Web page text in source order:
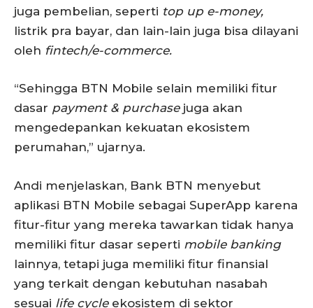
juga pembelian, seperti top up e-money,
listrik pra bayar, dan lain-lain juga bisa dilayani
oleh fintech/e-commerce.
“Sehingga BTN Mobile selain memiliki fitur
dasar payment & purchasejuga akan
mengedepankan kekuatan ekosistem
perumahan,” ujarnya.
Andi menjelaskan, Bank BTN menyebut
aplikasi BTN Mobile sebagai SuperApp karena
fitur-fitur yang mereka tawarkan tidak hanya
memiliki fitur dasar seperti mobile banking
lainnya, tetapi juga memiliki fitur finansial
yang terkait dengan kebutuhan nasabah
sesuai life cycleekosistem di sektor